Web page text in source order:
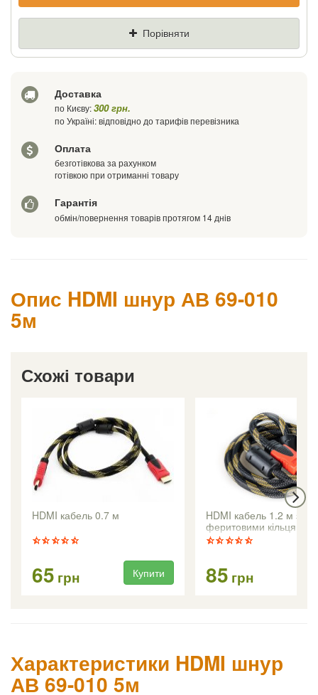
Якщо Ви знайдете товар дешевше - ми
знизимо ціну і подаруємо % від різниці
Ціна
Ваш телефон
Де знайшли (Url посилання)
Порівняти
Доставка
по Києву:300 грн.
по Україні: відповідно до тарифів перевізника
Оплата
безготівкова за рахунком
готівкою при отриманні товару
Гарантія
обмін/повернення товарів протягом 14 днів
Опис HDMI шнур АВ 69-010
5м
Схожі товари
HDMI кабель 0.7 м
65 грн Купити
HDMI кабель 1.2 м з
феритовими кільцями
85 грн
Характеристики HDMI шнур
АВ 69-010 5м